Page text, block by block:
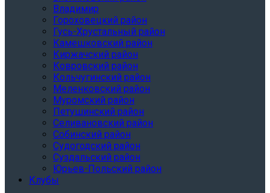
Владимир
Гороховецкий район
Гусь-Хрустальный район
Камешковский район
Киржачский район
Ковровский район
Кольчугинский район
Меленковский район
Муромский район
Петушинский район
Селивановский район
Собинский район
Судогодский район
Суздальский район
Юрьев-Польский район
Клубы